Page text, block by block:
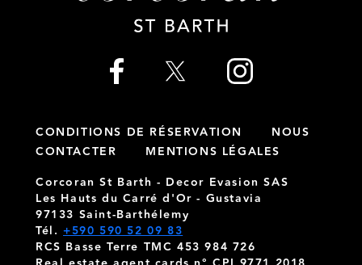
CONDITIONS DE RÉSERVATION
NOUS
CONTACTER
MENTIONS LÉGALES
Corcoran St Barth - Decor Evasion SAS
Les Hauts du Carré d'Or - Gustavia
97133 Saint-Barthélemy
Tél. +590 590 52 09 83
RCS Basse Terre TMC 453 984 726